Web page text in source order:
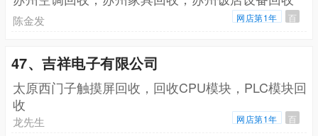
陈金发 网店第1年 百
47、吉祥电子有限公司
太原西门子触摸屏回收，回收CPU模块，PLC模块回
收
龙先生 网店第1年 百